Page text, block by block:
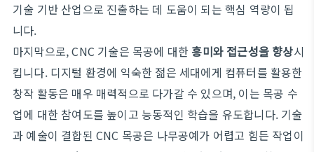
기술 기반 산업으로 진출하는 데 도움이 되는 핵심 역량이 됩
니다.
마지막으로, CNC 기술은 목공에 대한 흥미와 접근성을 향상시
킵니다. 디지털 환경에 익숙한 젊은 세대에게 컴퓨터를 활용한
창작 활동은 매우 매력적으로 다가갈 수 있으며, 이는 목공 수
업에 대한 참여도를 높이고 능동적인 학습을 유도합니다. 기술
과 예술이 결합된 CNC 목공은 나무공예가 어렵고 힘든 작업이